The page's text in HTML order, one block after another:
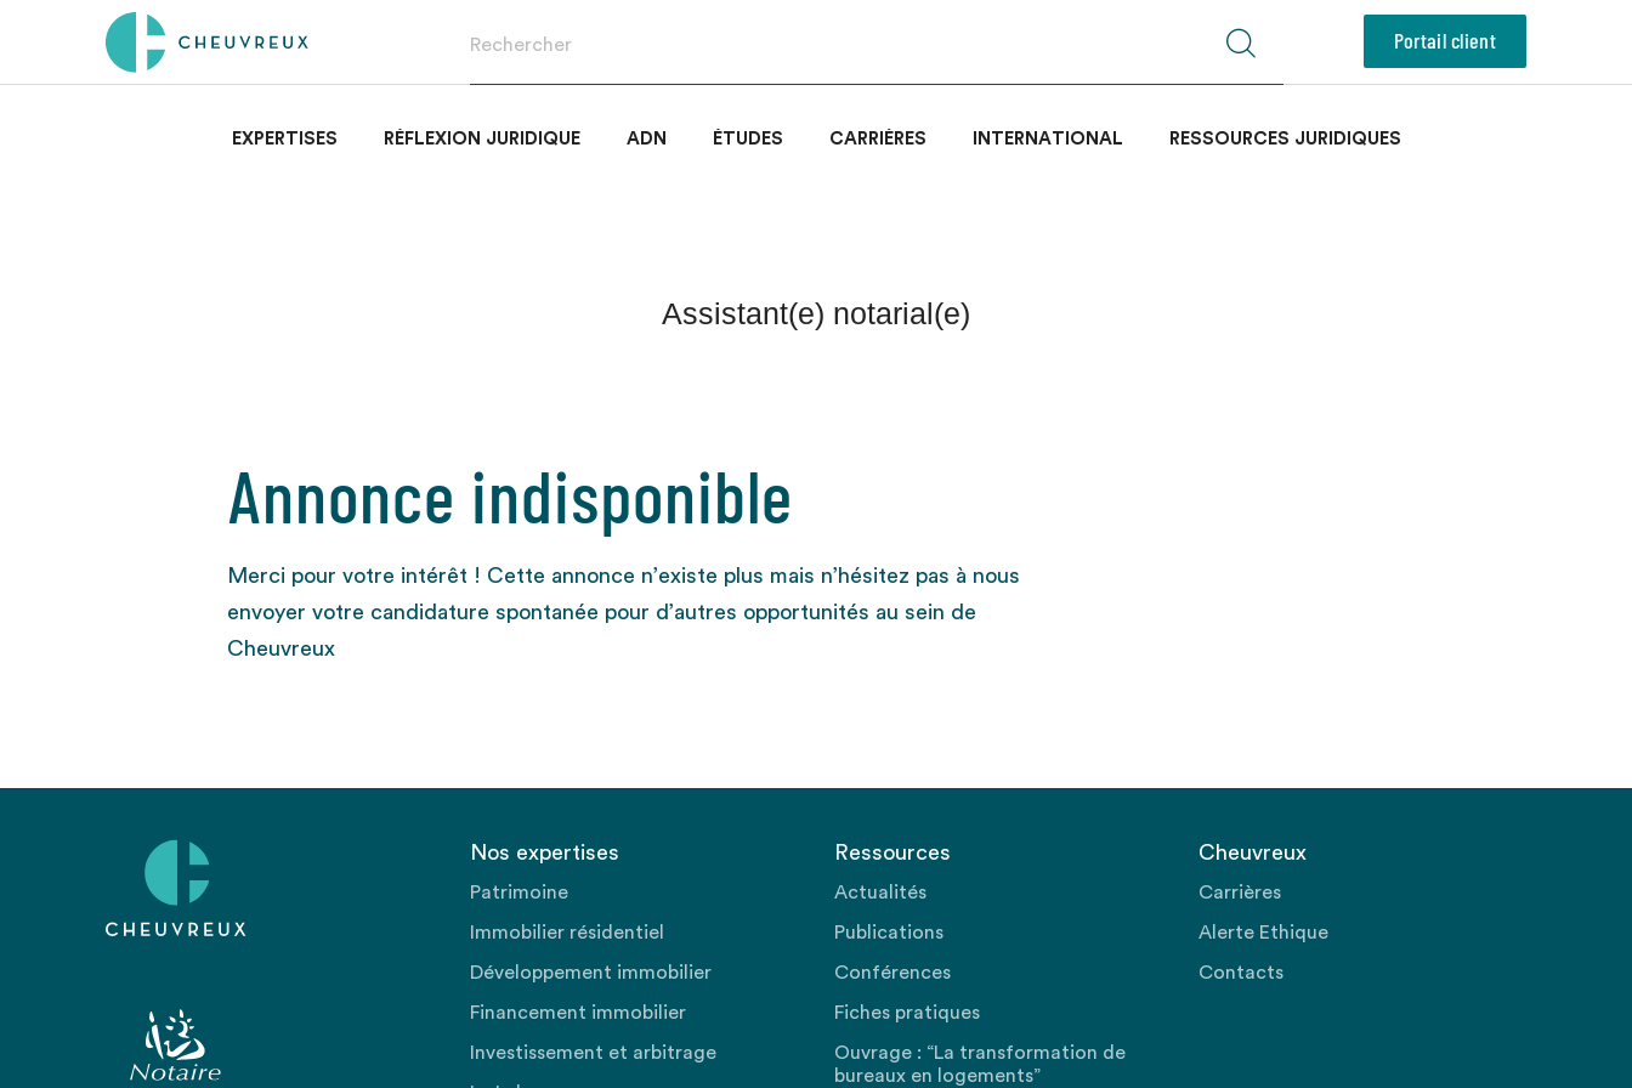
Portail client
EXPERTISES RÉFLEXION JURIDIQUE ADN ÉTUDES CARRIÈRES INTERNATIONAL RESSOURCES JURIDIQUES
Assistant(e) notarial(e)
Annonce indisponible
Merci pour votre intérêt ! Cette annonce n’existe plus mais n’hésitez pas à nous
envoyer votre candidature spontanée pour d’autres opportunités au sein de
Cheuvreux
Nos expertises
Patrimoine
Immobilier résidentiel
Développement immobilier
Financement immobilier
Investissement et arbitrage
Ressources
Actualités
Publications
Conférences
Fiches pratiques
Ouvrage : “La transformation de
bureaux en logements”
Cheuvreux
Carrières
Alerte Ethique
Contacts